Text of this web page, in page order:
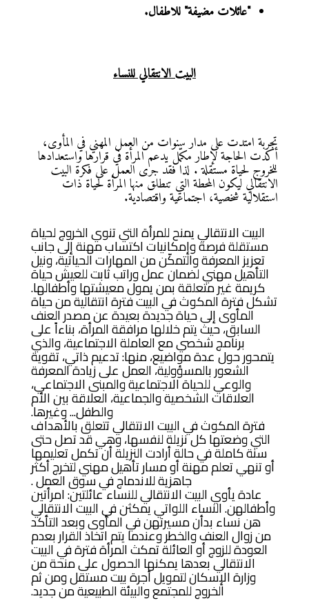
"عائلات مضيفة" للاطفال.
البيت الانتقالي للنساء
تجربة امتدت على مدار سنوات من العمل المهني في المأوى،
أكدت الحاجة لإطار مكمّل يدعم المرأة في قرارها واستعدادها
للخروج لحياة مستقلة . لذا فقد جرى العمل على فكرة البيت
الانتقالي ليكون المحطة التي تنطلق منها المرأة لحياة ذات
استقلالية شخصية، اجتماعية واقتصادية.
البيت الانتقالي يمنح للمرأة التي تنوي الخروج لحياة
مستقلة فرصة وإمكانيات اكتساب مهنة إلى جانب
تعزيز المعرفة والتمكّن من المهارات الحياتية، ونيل
التأهيل مهني لضمان عمل وراتب ثابت للعيش حياة
كريمة غير متعلقة بمن يمول معيشتها وأطفالها.
تشكل فترة المكوث في البيت فترة انتقالية من حياة
المأوى إلى حياة جديدة بعيدة عن مصدر العنف
السابق، حيث يتم خلالها مرافقة المرأة، بناءاً على
برنامج شخصي مع العاملة الاجتماعية، والذي
يتمحور حول عدة مواضيع، منها: تدعيم ذاتي، تقوية
الشعور بالمسؤولية، العمل على زيادة المعرفة
والوعي للحياة الاجتماعية والمبنى الاجتماعي،
العلاقات الشخصية والجماعية، العلاقة بين الأم
والطفل... وغيرها.
فترة المكوث في البيت الانتقالي تتعلق بالأهداف
التي وضعتها كل نزيلة لنفسها، وهي قد تصل حتى
سنة كاملة في حالة أرادت النزيلة أن تكمل تعليمها
أو تنهي تعلم مهنة أو مسار تأهيل مهني لتخرج أكثر
جاهزية للاندماج في سوق العمل .
عادة يأوي البيت الانتقالي للنساء عائلتين: امرأتين
وأطفالهن. النساء اللواتي يمكثن في البيت الانتقالي
هن نساء بدأن مسيرتهن في المأوى وبعد التأكد
من زوال العنف والخطر وعندما يتم اتخاذ القرار بعدم
العودة للزوج أو العائلة تمكث المرأة فترة في البيت
الانتقالي بعدها يمكنها الحصول على منحة من
وزارة الإسكان لتمويل أجرة بيت مستقل ومن ثم
الخروج للمجتمع والبيئة الطبيعية من جديد.